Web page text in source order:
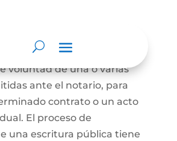
que contiene la
voluntad de una o varias
ante el notario, para
contrato o un acto
El proceso de
una escritura pública tiene